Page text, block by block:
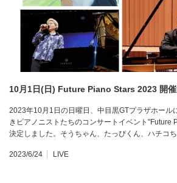
10月1日(日) Future Piano Stars 2023 開催
2023年10月1日の日曜日、中目黒GTプラザホール
きピアノニストたちのコンサートイベント"Future
決定しました。そうちゃん、たっぴくん、ハチコ
2023/6/24 LIVE